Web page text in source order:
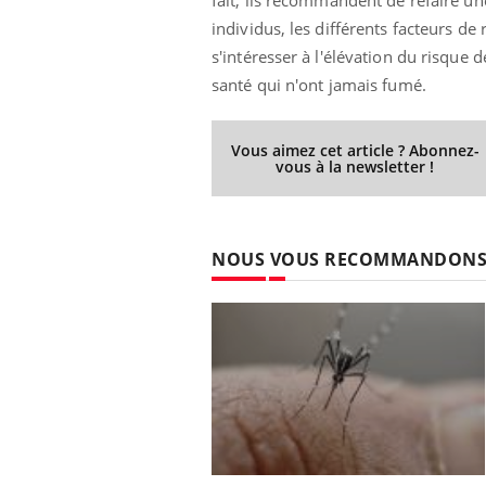
individus, les différents facteurs de
s'intéresser à l'élévation du risque
santé qui n'ont jamais fumé.
Vous aimez cet article ? Abonnez-
vous à la newsletter !
NOUS VOUS RECOMMANDONS
Eczéma Chronique des Mains :
expliquer ma maladieYoutube
Il y a des sujets qui sont faciles à aborder...